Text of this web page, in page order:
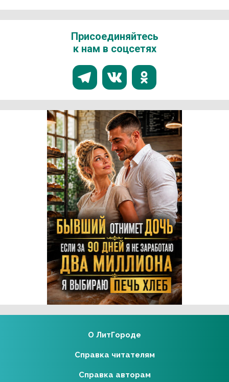
Присоединяйтесь
к нам в соцсетях
Реклама 16+ АО «ЛитГород»
О ЛитГороде
Справка читателям
Справка авторам